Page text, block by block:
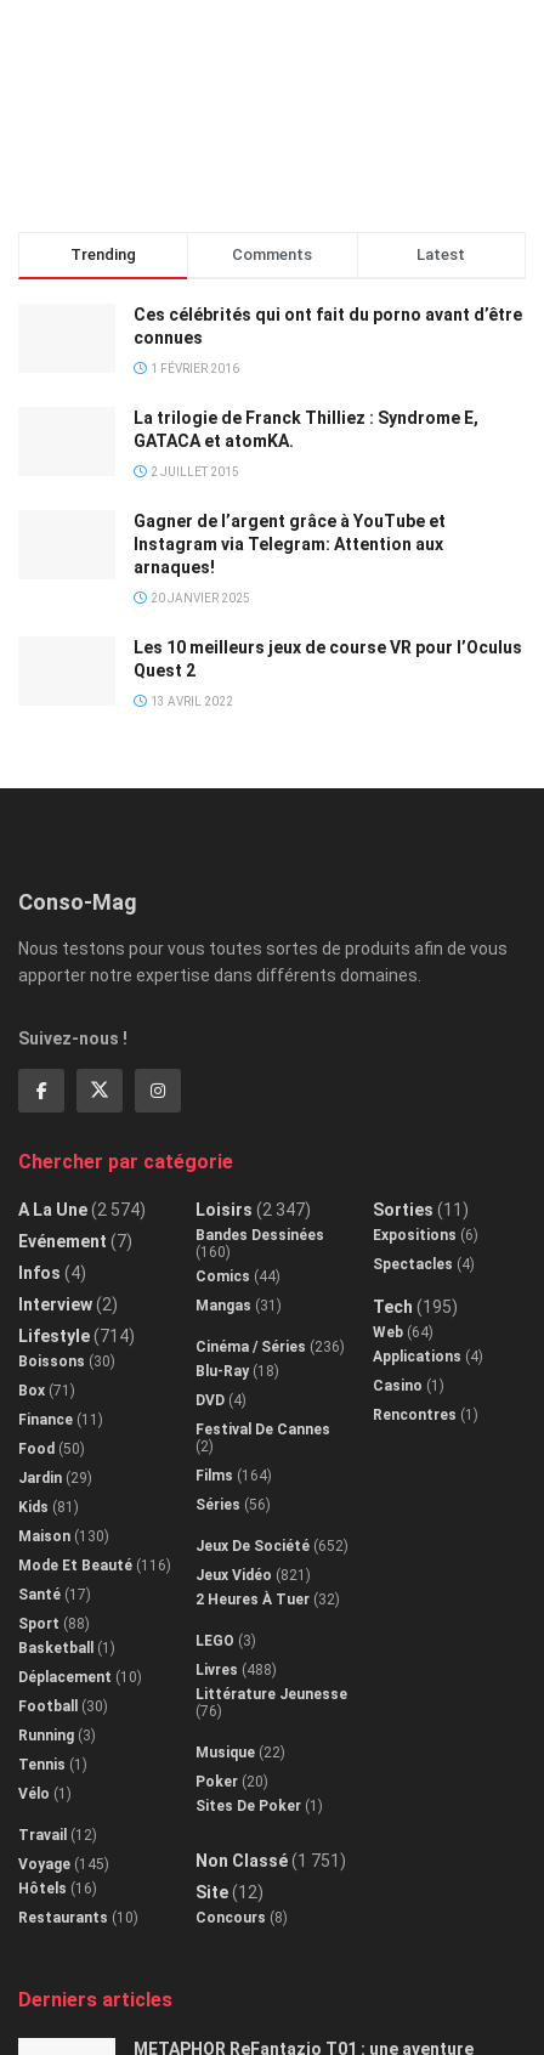
Trending Comments Latest
Ces célébrités qui ont fait du porno avant d’être
connues
1 FÉVRIER 2016
La trilogie de Franck Thilliez : Syndrome E,
GATACA et atomKA.
2 JUILLET 2015
Gagner de l’argent grâce à YouTube et
Instagram via Telegram: Attention aux
arnaques!
20 JANVIER 2025
Les 10 meilleurs jeux de course VR pour l’Oculus
Quest 2
13 AVRIL 2022
Conso-Mag
Nous testons pour vous toutes sortes de produits afin de vous
apporter notre expertise dans différents domaines.
Suivez-nous !
Chercher par catégorie
A La Une(2 574)
Evénement (7)
Infos (4)
Interview(2)
Lifestyle(714)
Boissons (30)
Box (71)
Finance (11)
Food (50)
Jardin (29)
Kids (81)
Maison (130)
Mode Et Beauté (116)
Santé (17)
Sport (88)
Basketball
(1)
Déplacement (10)
Football
(30)
Running (3)
Tennis (1)
Vélo (1)
Travail (12)
Voyage (145)
Hôtels (16)
Restaurants (10)
Loisirs (2 347)
Bandes Dessinées
(160)
Comics (44)
Mangas (31)
Cinéma / Séries (236)
Blu-Ray(18)
DVD (4)
Festival De Cannes
(2)
Films (164)
Séries (56)
Jeux De Société (652)
Jeux Vidéo (821)
2 Heures À Tuer (32)
LEGO (3)
Livres (488)
Littérature Jeunesse
(76)
Musique (22)
Poker (20)
Sites De Poker (1)
Non Classé(1 751)
Site(12)
Concours (8)
Sorties (11)
Expositions (6)
Spectacles (4)
Tech (195)
Web (64)
Applications (4)
Casino (1)
Rencontres (1)
Derniers articles
METAPHOR ReFantazio T01 : une aventure